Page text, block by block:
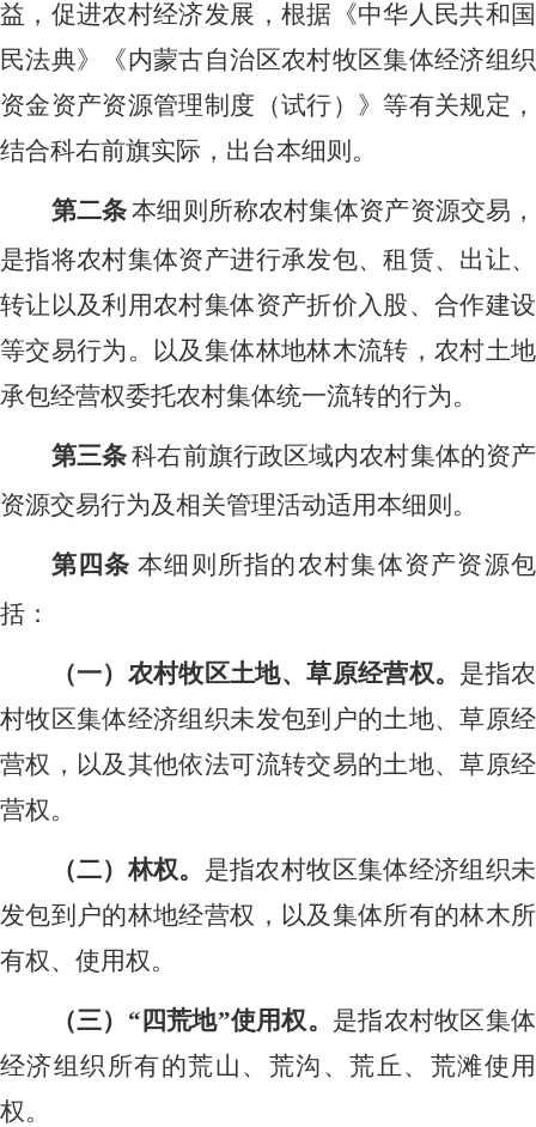
益，促进农村经济发展，根据《中华人民共和国
民法典》《内蒙古自治区农村牧区集体经济组织
资金资产资源管理制度（试行）》等有关规定，
结合科右前旗实际，出台本细则。
第二条本细则所称农村集体资产资源交易，
是指将农村集体资产进行承发包、租赁、出让、
转让以及利用农村集体资产折价入股、合作建设
等交易行为。以及集体林地林木流转，农村土地
承包经营权委托农村集体统一流转的行为。
第三条科右前旗行政区域内农村集体的资产
资源交易行为及相关管理活动适用本细则。
第四条 本细则所指的农村集体资产资源包
括：
（一）农村牧区土地、草原经营权。 是指农
村牧区集体经济组织未发包到户的土地、草原经
营权，以及其他依法可流转交易的土地、草原经
营权。
（二）林权。 是指农村牧区集体经济组织未
发包到户的林地经营权，以及集体所有的林木所
有权、使用权。
（三） “四荒地”使用权。 是指农村牧区集体
经济组织所有的荒山、荒沟、荒丘、荒滩使用
权。